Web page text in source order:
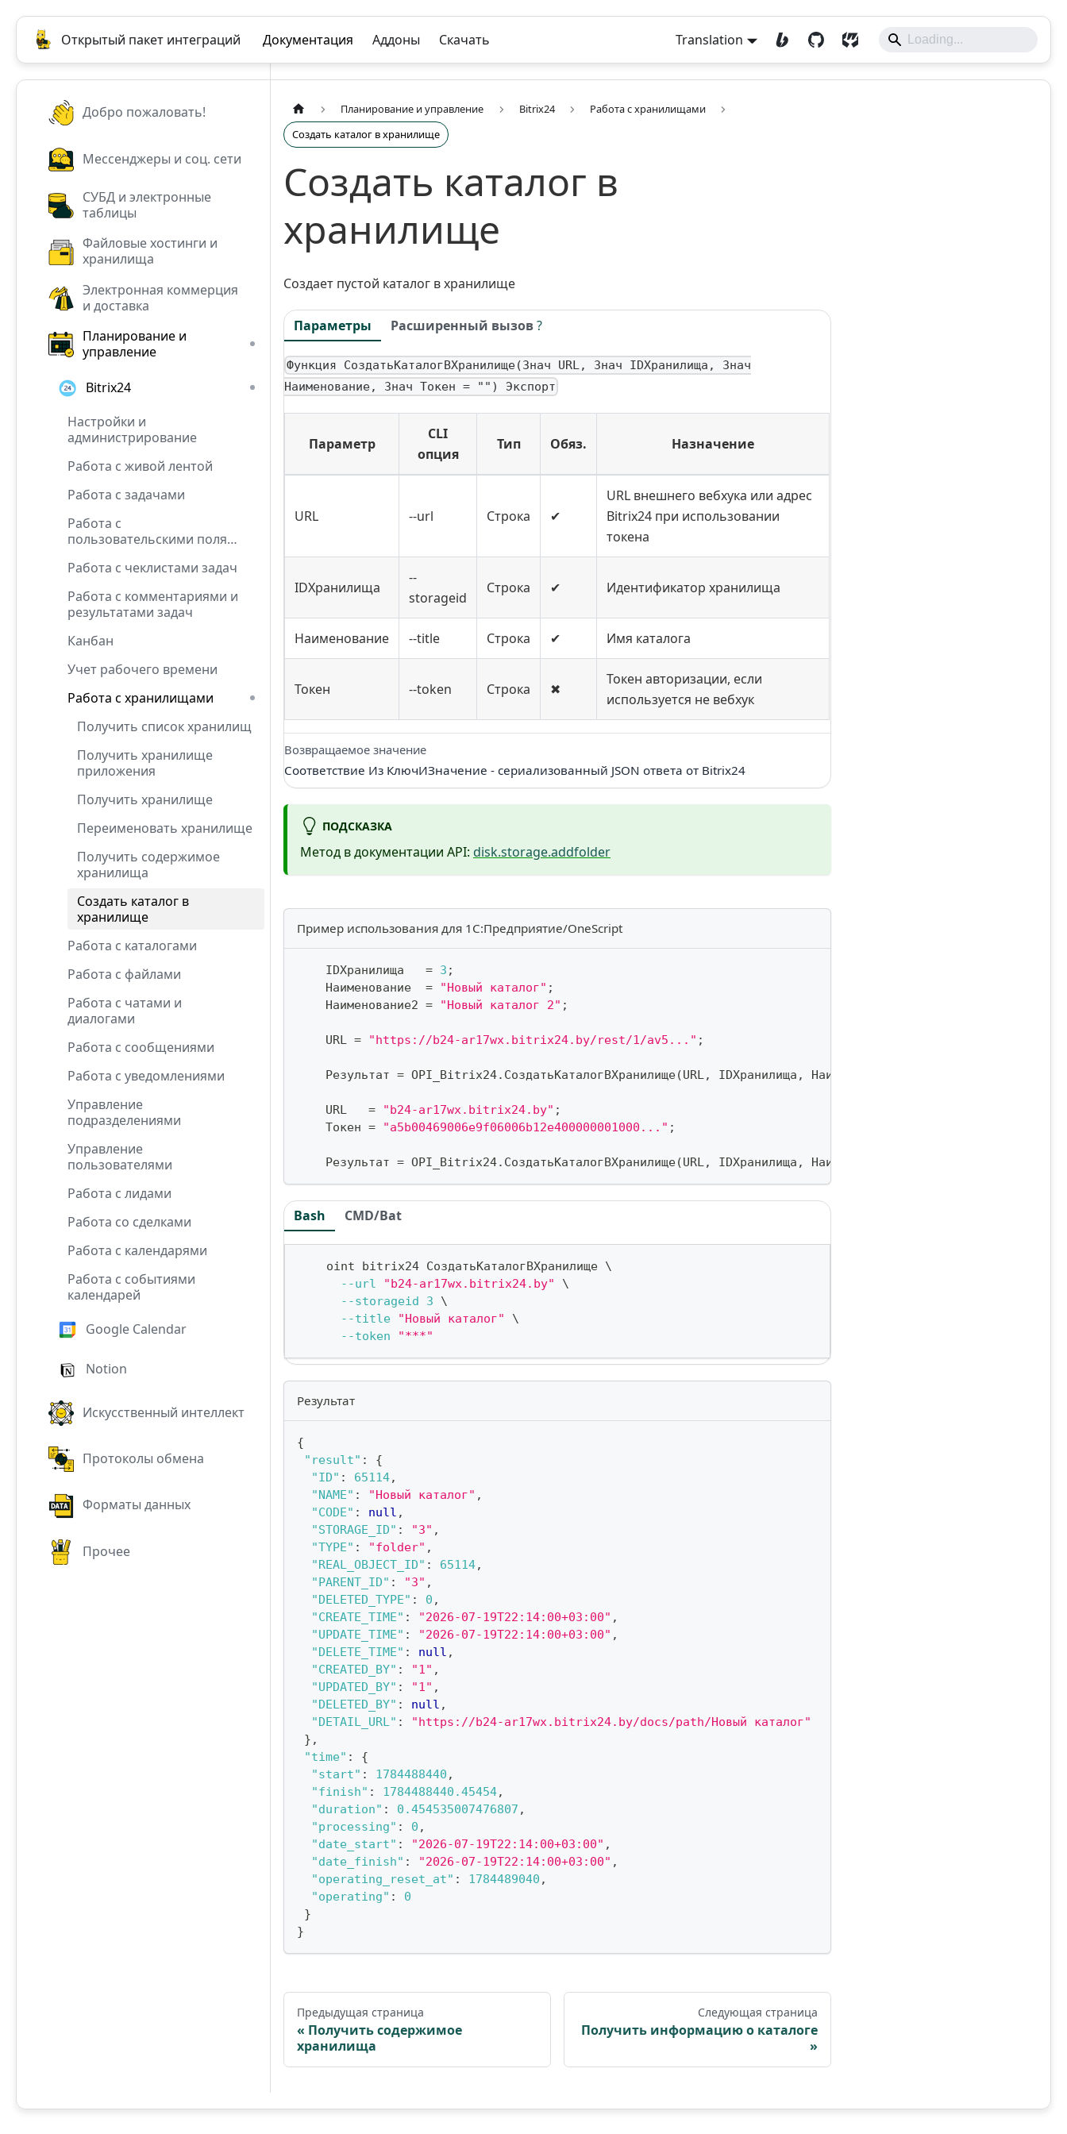
Открытый пакет интеграций Документация Аддоны Скачать Translation
Добро пожаловать!
Мессенджеры и соц. сети
СУБД и электронные
таблицы
Файловые хостинги и
хранилища
Электронная коммерция
и доставка
Планирование и
управление
Bitrix24
Настройки и
администрирование
Работа с живой лентой
Работа с задачами
Работа с
пользовательскими полями
Работа с чеклистами задач
Работа с комментариями и
результатами задач
Канбан
Учет рабочего времени
Работа с хранилищами
Получить список хранилищ
Получить хранилище
приложения
Получить хранилище
Переименовать хранилище
Получить содержимое
хранилища
Создать каталог в
хранилище
Работа с каталогами
Работа с файлами
Работа с чатами и
диалогами
Работа с сообщениями
Работа с уведомлениями
Управление
подразделениями
Управление
пользователями
Работа с лидами
Работа со сделками
Работа с календарями
Работа с событиями
календарей
Google Calendar
Notion
Искусственный интеллект
Протоколы обмена
Форматы данных
Прочее
Планирование и управление Bitrix24
Работа с хранилищами
Создать каталог в хранилище
Создать каталог в
хранилище
Создает пустой каталог в хранилище
Параметры Расширенный вызов?
Функция СоздатьКаталогВХранилище(Знач URL, Знач IDХранилища, Знач
Наименование, Знач Токен = "") Экспорт
Параметр
CLI
опция
Тип Обяз. Назначение
URL --url Строка ✔
URL внешнего вебхука или адрес
Bitrix24 при использовании
токена
IDХранилища
--
storageid
Строка ✔ Идентификатор хранилища
Наименование --title Строка ✔ Имя каталога
Токен --token Строка ✖
Токен авторизации, если
используется не вебхук
Возвращаемое значение
Соответствие Из КлючИЗначение - сериализованный JSON ответа от Bitrix24
ПОДСКАЗКА
Метод в документации API: disk.storage.addfolder
Пример использования для 1С:Предприятие/OneScript
    IDХранилища
= 3 ;
    Наименование
= "Новый каталог" ;
    Наименование2
= "Новый каталог 2" ;
    URL
= "https://b24-ar17wx.bitrix24.by/rest/1/av5..." ;
    Результат
= OPI_Bitrix24. СоздатьКаталогВХранилище(URL, IDХранилища , Наименование2
    URL
= "b24-ar17wx.bitrix24.by" ;
    Токен
= "a5b00469006e9f06006b12e400000001000..." ;
    Результат
= OPI_Bitrix24. СоздатьКаталогВХранилище(URL, IDХранилища , Наименование
Bash CMD/Bat
    oint bitrix24 СоздатьКаталогВХранилище
\
--url
"b24-ar17wx.bitrix24.by"
\
--storageid
3
\
--title
"Новый каталог"
\
--token
"***"
Результат
{
"result" :
{
"ID" : 65114,
"NAME" : "Новый каталог" ,
"CODE" : null ,
"STORAGE_ID" : "3" ,
"TYPE" : "folder" ,
"REAL_OBJECT_ID" : 65114,
"PARENT_ID" : "3" ,
"DELETED_TYPE" : 0 ,
"CREATE_TIME" : "2026-07-19T22:14:00+03:00" ,
"UPDATE_TIME" : "2026-07-19T22:14:00+03:00" ,
"DELETE_TIME" : null ,
"CREATED_BY" : "1" ,
"UPDATED_BY" : "1" ,
"DELETED_BY" : null ,
"DETAIL_URL" :
"https://b24-ar17wx.bitrix24.by/docs/path/Новый каталог"
} ,
"time" :
{
"start" : 1784488440 ,
"finish" : 1784488440.45454,
"duration" : 0.454535007476807 ,
"processing" : 0 ,
"date_start" : "2026-07-19T22:14:00+03:00" ,
"date_finish" : "2026-07-19T22:14:00+03:00" ,
"operating_reset_at" : 1784489040 ,
"operating" :
0
}
}
Предыдущая страница
Получить содержимое
хранилища
Следующая страница
Получить информацию о каталоге